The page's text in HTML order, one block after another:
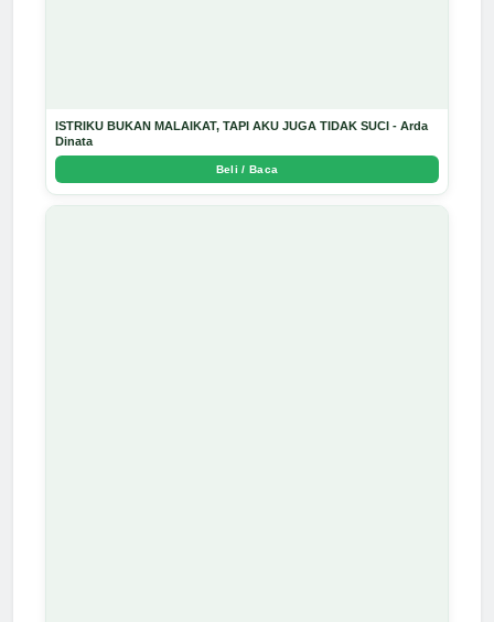
ISTRIKU BUKAN MALAIKAT, TAPI AKU JUGA TIDAK SUCI - Arda
Dinata
Beli / Baca